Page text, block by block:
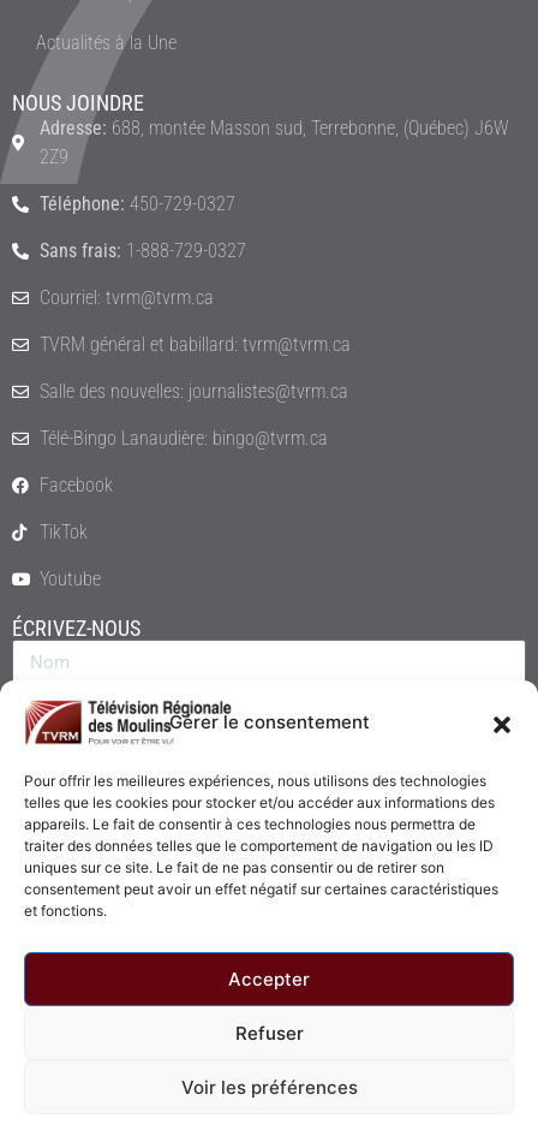
Gérer le consentement
Pour offrir les meilleures expériences, nous utilisons des technologies
telles que les cookies pour stocker et/ou accéder aux informations des
appareils. Le fait de consentir à ces technologies nous permettra de
traiter des données telles que le comportement de navigation ou les ID
uniques sur ce site. Le fait de ne pas consentir ou de retirer son
consentement peut avoir un effet négatif sur certaines caractéristiques
et fonctions.
Accepter
Refuser
Voir les préférences
Actualités à la Une
NOUS JOINDRE
Adresse: 688, montée Masson sud, Terrebonne, (Québec) J6W
2Z9
Téléphone: 450-729-0327
Sans frais: 1-888-729-0327
Courriel: tvrm@tvrm.ca
TVRM général et babillard: tvrm@tvrm.ca
Salle des nouvelles: journalistes@tvrm.ca
Télé-Bingo Lanaudière: bingo@tvrm.ca
Facebook
TikTok
Youtube
ÉCRIVEZ-NOUS
© 2026 - Télévision Régionale des Moulins. Tous droits réservés.